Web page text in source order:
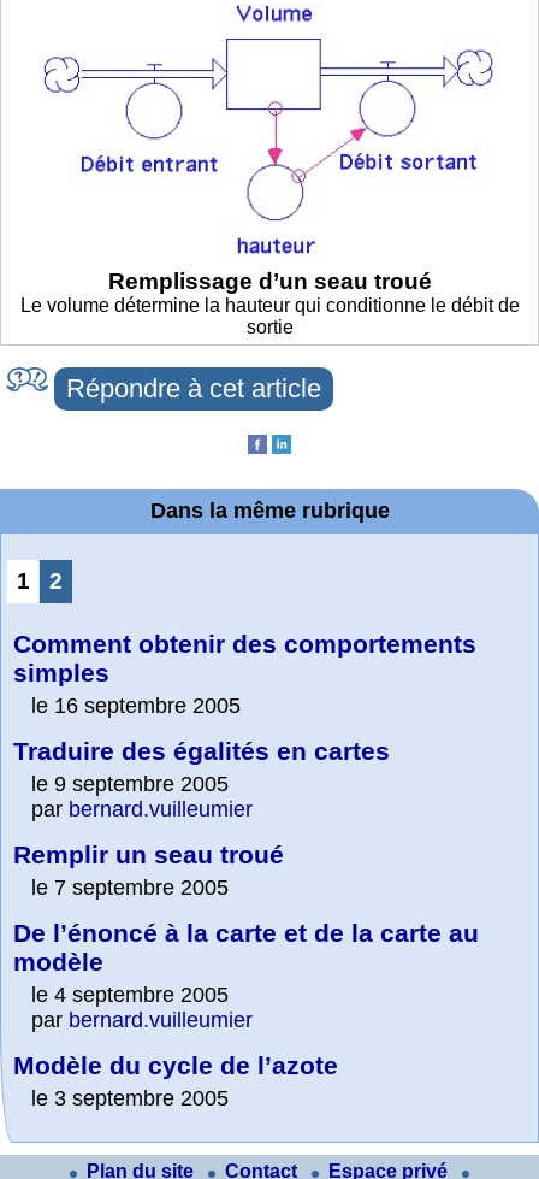
Remplissage d’un seau troué
Le volume détermine la hauteur qui conditionne le débit de
sortie
Répondre à cet article
Dans la même rubrique
1 2
Comment obtenir des comportements
simples
le 16 septembre 2005
Traduire des égalités en cartes
le 9 septembre 2005
par bernard.vuilleumier
Remplir un seau troué
le 7 septembre 2005
De l’énoncé à la carte et de la carte au
modèle
le 4 septembre 2005
par bernard.vuilleumier
Modèle du cycle de l’azote
le 3 septembre 2005
Plan du site Contact Espace privé